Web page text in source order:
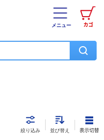
カゴ
メニュー
絞り込み 並び替え 表示切替